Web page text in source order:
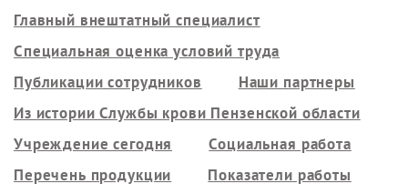
Главный внештатный специалист
Специальная оценка условий труда
Публикации сотрудников
Наши партнеры
Из истории Службы крови Пензенской области
Учреждение сегодня
Социальная работа
Перечень продукции
Показатели работы